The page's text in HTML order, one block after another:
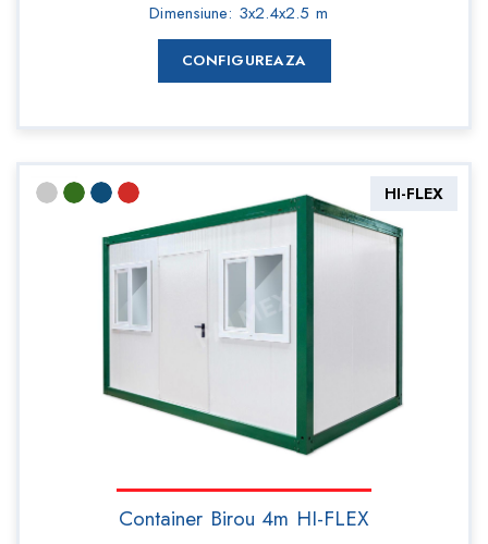
Dimensiune: 3x2.4x2.5 m
CONFIGUREAZA
HI-FLEX
Container Birou 4m HI-FLEX